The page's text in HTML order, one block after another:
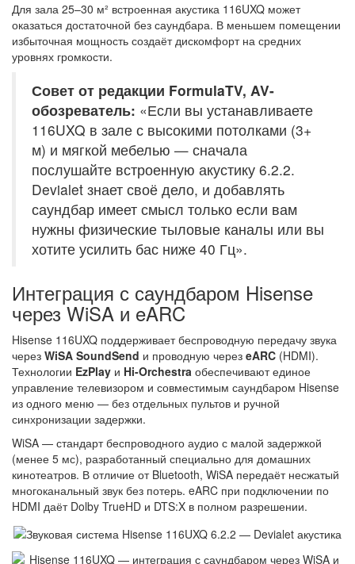
Для зала 25–30 м² встроенная акустика 116UXQ может
оказаться достаточной без саундбара. В меньшем помещении
избыточная мощность создаёт дискомфорт на средних
уровнях громкости.
Совет от редакции FormulaTV, AV-
обозреватель: «Если вы устанавливаете
116UXQ в зале с высокими потолками (3+
м) и мягкой мебелью — сначала
послушайте встроенную акустику 6.2.2.
Devialet знает своё дело, и добавлять
саундбар имеет смысл только если вам
нужны физические тыловые каналы или вы
хотите усилить бас ниже 40 Гц».
Интеграция с саундбаром Hisense
через WiSA и eARC
Hisense 116UXQ поддерживает беспроводную передачу звука
через WiSA SoundSend и проводную через eARC (HDMI).
Технологии EzPlay и Hi-Orchestra обеспечивают единое
управление телевизором и совместимым саундбаром Hisense
из одного меню — без отдельных пультов и ручной
синхронизации задержки.
WiSA — стандарт беспроводного аудио с малой задержкой
(менее 5 мс), разработанный специально для домашних
кинотеатров. В отличие от Bluetooth, WiSA передаёт несжатый
многоканальный звук без потерь. eARC при подключении по
HDMI даёт Dolby TrueHD и DTS:X в полном разрешении.